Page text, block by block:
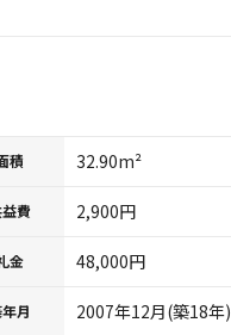
積 32.90m²
費 2,900円
金 48,000円
月 2007年12月(築18年)